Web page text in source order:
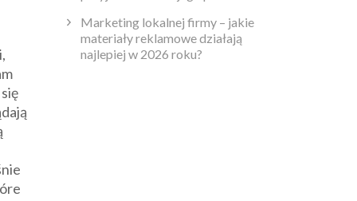
Marketing lokalnej firmy – jakie
materiały reklamowe działają
najlepiej w 2026 roku?